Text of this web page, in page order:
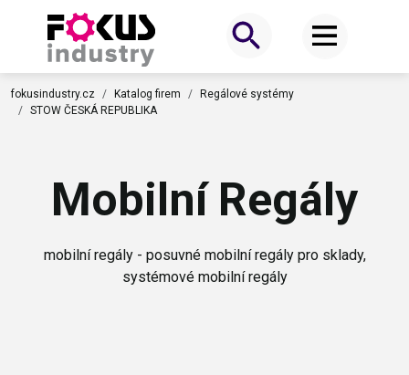
fokusindustry.cz Katalog firem
Regálové systémy
STOW ČESKÁ REPUBLIKA
Mobilní Regály
mobilní regály - posuvné mobilní regály pro sklady,
systémové mobilní regály